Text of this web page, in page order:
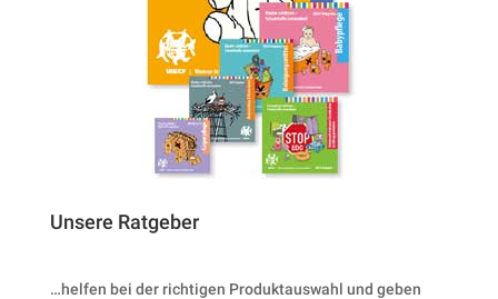
Unsere Ratgeber
…helfen bei der richtigen Produktauswahl und geben